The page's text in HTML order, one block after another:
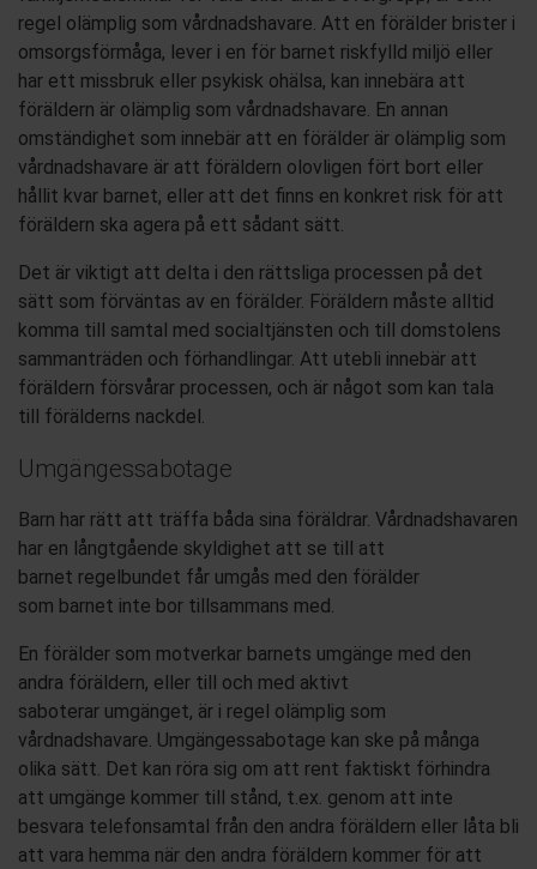
regel olämplig som vårdnadshavare. Att en förälder brister i
omsorgsförmåga, lever i en för barnet riskfylld miljö eller
har ett missbruk eller psykisk ohälsa, kan innebära att
föräldern är olämplig som vårdnadshavare. En annan
omständighet som innebär att en förälder är olämplig som
vårdnadshavare är att föräldern olovligen fört bort eller
hållit kvar barnet, eller att det finns en konkret risk för att
föräldern ska agera på ett sådant sätt.
Det är viktigt att delta i den rättsliga processen på det
sätt som förväntas av en förälder. Föräldern måste alltid
komma till samtal med socialtjänsten och till domstolens
sammanträden och förhandlingar. Att utebli innebär att
föräldern försvårar processen, och är något som kan tala
till förälderns nackdel.
Umgängessabotage
Barn har rätt att träffa båda sina föräldrar. Vårdnadshavaren
har en långtgående skyldighet att se till att
barnet regelbundet får umgås med den förälder
som barnet inte bor tillsammans med.
En förälder som motverkar barnets umgänge med den
andra föräldern, eller till och med aktivt
saboterar umgänget, är i regel olämplig som
vårdnadshavare. Umgängessabotage kan ske på många
olika sätt. Det kan röra sig om att rent faktiskt förhindra
att umgänge kommer till stånd, t.ex. genom att inte
besvara telefonsamtal från den andra föräldern eller låta bli
att vara hemma när den andra föräldern kommer för att